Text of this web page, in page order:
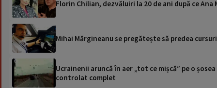
Florin Chilian, dezvăluiri la 20 de ani după ce
Mihai Mărgineanu se pregătește să predea
Ucrainenii aruncă în aer „tot ce mișcă” pe o
controlat complet